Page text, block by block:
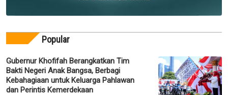
Popular
Gubernur Khofifah Berangkatkan Tim
Bakti Negeri Anak Bangsa, Berbagi
Kebahagiaan untuk Keluarga Pahlawan
dan Perintis Kemerdekaan